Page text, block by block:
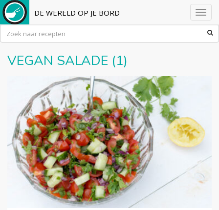
DE WERELD OP JE BORD
VEGAN SALADE (1)